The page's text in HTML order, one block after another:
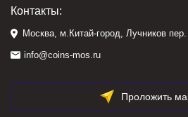
Контакты:
Москва, м.Китай-город, Лучников
info@coins-mos.ru
Проложить